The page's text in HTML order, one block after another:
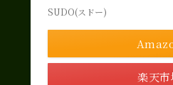
SUDO(スドー)
楽天市